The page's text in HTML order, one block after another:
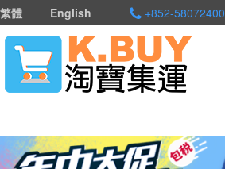
繁體 English +852-58072400